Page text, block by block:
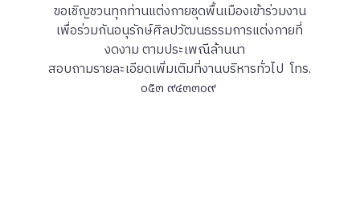
ขอเชิญชวนทุกท่านแต่งกายชุดพื้นเมืองเข้าร่วมงาน
เพื่อร่วมกันอนุรักษ์ศิลปวัฒนธรรมการแต่งกายที่
งดงาม ตามประเพณีล้านนา
สอบถามรายละเอียดเพิ่มเติมที่งานบริหารทั่วไป โทร.
๐๕๓ ๙๔๓๓๐๙